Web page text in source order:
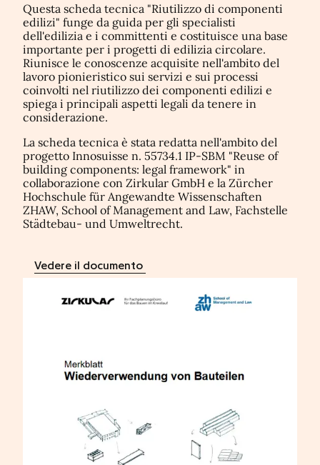
Questa scheda tecnica "Riutilizzo di componenti
edilizi" funge da guida per gli specialisti
dell'edilizia e i committenti e costituisce una base
importante per i progetti di edilizia circolare.
Riunisce le conoscenze acquisite nell'ambito del
lavoro pionieristico sui servizi e sui processi
coinvolti nel riutilizzo dei componenti edilizi e
spiega i principali aspetti legali da tenere in
considerazione.
La scheda tecnica è stata redatta nell'ambito del
progetto Innosuisse n. 55734.1 IP-SBM "Reuse of
building components: legal framework" in
collaborazione con Zirkular GmbH e la Zürcher
Hochschule für Angewandte Wissenschaften
ZHAW, School of Management and Law, Fachstelle
Städtebau- und Umweltrecht.
Vedere il documento